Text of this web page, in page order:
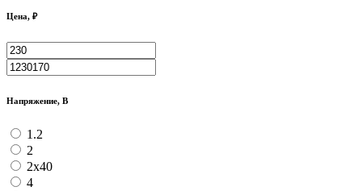
Цена, ₽
Напряжение, В
1.2
2
2х40
4